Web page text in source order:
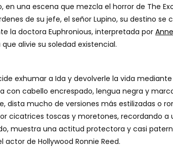
en una escena que mezcla el horror de The
de su jefe, el señor Lupino, su destino
la doctora Euphronious, interpretada por
alivie su soledad existencial.
exhumar a Ida y devolverle la vida
con cabello encrespado, lengua negra y
dista mucho de versiones más estilizadas o
cicatrices toscas y moretones, recordando a
muestra una actitud protectora y casi
actor de Hollywood Ronnie Reed.